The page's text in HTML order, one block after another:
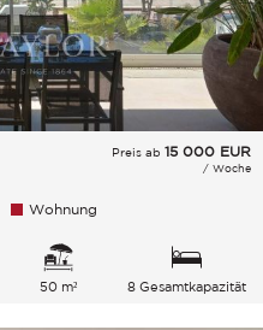
Preis ab 15 000 EUR
/ Woche
Wohnung
50 m² 8 Gesamtkapazität